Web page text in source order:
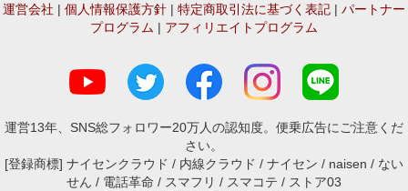
運営会社 | 個人情報保護方針 | 特定商取引法に基づく表記 | パートナー
プログラム | アフィリエイトプログラム
運営13年、SNS総フォロワー20万人の認知度。便乗広告にご注意くだ
さい。
[登録商標] ナイセンクラウド / 内線クラウド / ナイセン / naisen / ない
せん / 電話革命 / スマフリ / スマコテ / ストア03